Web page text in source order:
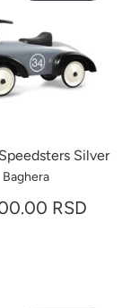
Silver
Baghera
RSD